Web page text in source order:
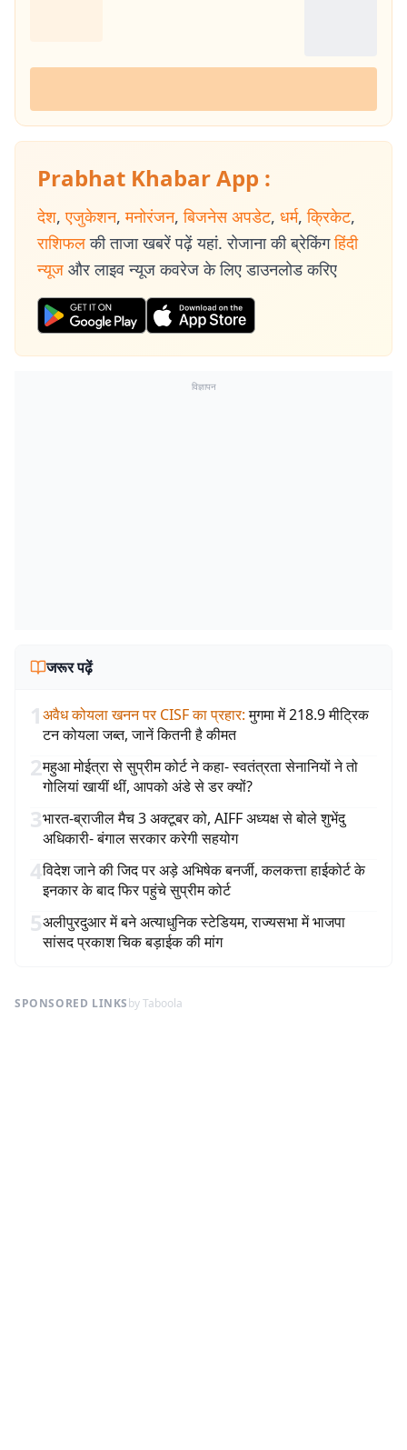
Prabhat Khabar App :
देश, एजुकेशन, मनोरंजन, बिजनेस अपडेट, धर्म, क्रिकेट,
राशिफल की ताजा खबरें पढ़ें यहां. रोजाना की ब्रेकिंग हिंदी
न्यूज और लाइव न्यूज कवरेज के लिए डाउनलोड करिए
विज्ञापन
जरूर पढ़ें
1अवैध कोयला खनन पर CISF का प्रहार: मुगमा में 218.9 मीट्रिक
टन कोयला जब्त, जानें कितनी है कीमत
2महुआ मोईत्रा से सुप्रीम कोर्ट ने कहा- स्वतंत्रता सेनानियों ने तो
गोलियां खायीं थीं, आपको अंडे से डर क्यों?
3भारत-ब्राजील मैच 3 अक्टूबर को, AIFF अध्यक्ष से बोले शुभेंदु
अधिकारी- बंगाल सरकार करेगी सहयोग
4विदेश जाने की जिद पर अड़े अभिषेक बनर्जी, कलकत्ता हाईकोर्ट के
इनकार के बाद फिर पहुंचे सुप्रीम कोर्ट
5अलीपुरदुआर में बने अत्याधुनिक स्टेडियम, राज्यसभा में भाजपा
सांसद प्रकाश चिक बड़ाईक की मांग
SPONSORED LINKSby Taboola